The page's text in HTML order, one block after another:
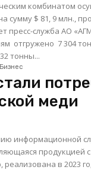
комбинатом
сумму $ 81, 9 млн.,
служба АО «АГМК».
отгружено 7 304
тонны...
меди
информационной
продукцией
реализована в 2023